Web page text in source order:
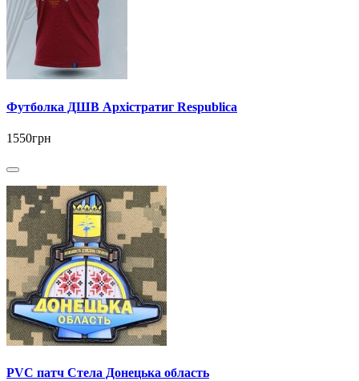
Футболка ДШВ Архістратиг Respublica
1550грн
PVC патч Стела Донецька область